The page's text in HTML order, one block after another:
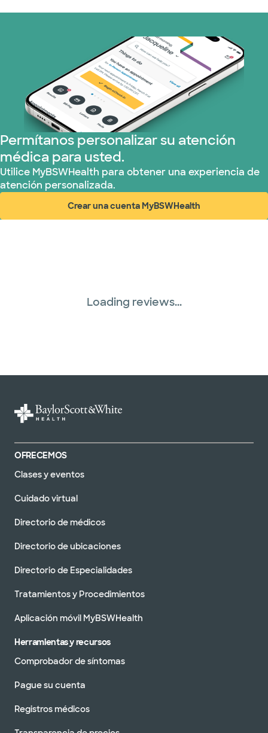
Permítanos personalizar su atención
médica para usted.
Utilice MyBSWHealth para obtener una experiencia de
atención personalizada.
Crear una cuenta MyBSWHealth
(abre en ventana nueva)
Loading reviews...
OFRECEMOS
Clases y eventos
Cuidado virtual
Directorio de médicos
Directorio de ubicaciones
Directorio de Especialidades
Tratamientos y Procedimientos
Aplicación móvil MyBSWHealth
Herramientas y recursos
Comprobador de síntomas
Pague su cuenta
Registros médicos